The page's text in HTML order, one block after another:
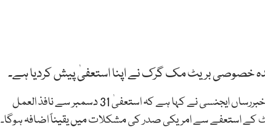
خصوصی بریٹ مک گرک نے اپنا استعفیٰ پیش کردیا ہے۔
امریکی محکمہ خارجہ کے حوالے سے عالمی خبررساں ایجنسی نے کہا ہے کہ استعفیٰ 31 دسمبر سے نافذ العمل
کے استعفے سے امریکی صدر کی مشکلات میں یقیناً اضافہ ہوگا۔